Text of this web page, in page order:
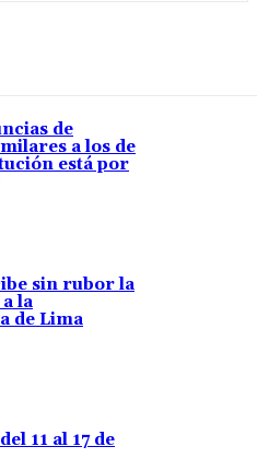
de
a los de
está por
sin rubor la
la
de Lima
11 al 17 de